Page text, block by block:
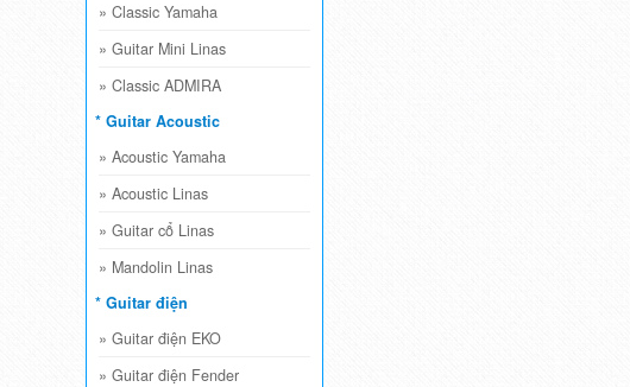
» Classic Yamaha
» Guitar Mini Linas
» Classic ADMIRA
* Guitar Acoustic
» Acoustic Yamaha
» Acoustic Linas
» Guitar cổ Linas
» Mandolin Linas
* Guitar điện
» Guitar điện EKO
» Guitar điện Fender